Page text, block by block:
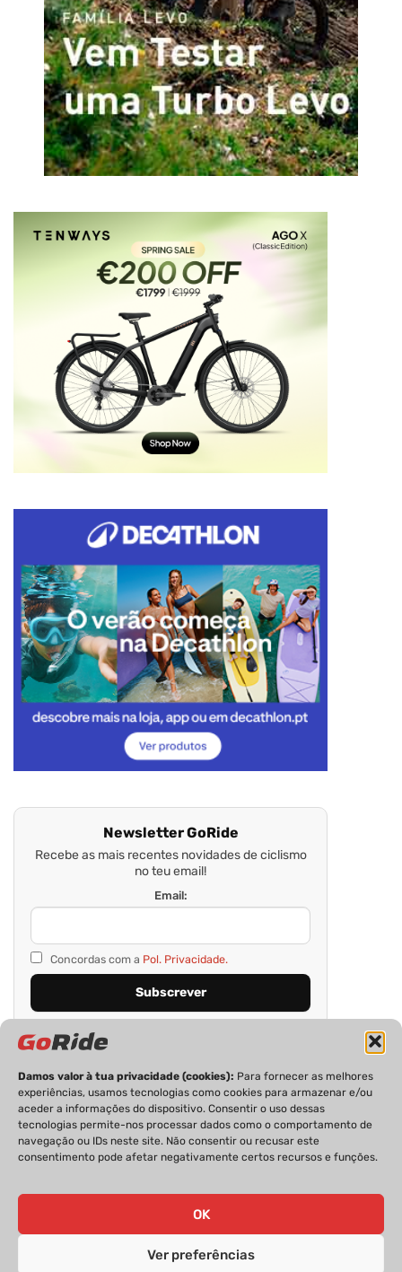
Damos valor à tua privacidade (cookies): Para fornecer as melhores
experiências, usamos tecnologias como cookies para armazenar e/ou
aceder a informações do dispositivo. Consentir o uso dessas
tecnologias permite-nos processar dados como o comportamento de
navegação ou IDs neste site. Não consentir ou recusar este
consentimento pode afetar negativamente certos recursos e funções.
OK
Ver preferências
Newsletter GoRide
Recebe as mais recentes novidades de ciclismo
no teu email!
Email:
Concordas com a Pol. Privacidade.
PRIVACIDADE FICHA TÉCNICA
ESTATUTO EDITORIAL